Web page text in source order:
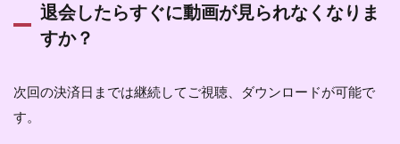
退会したらすぐに動画が見られなくなりま
すか？
次回の決済日までは継続してご視聴、ダウンロードが可能で
す。